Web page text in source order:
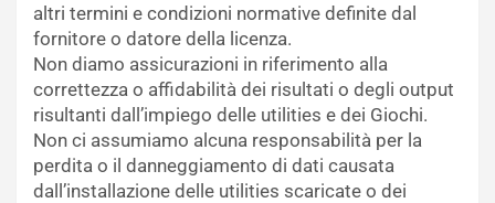
altri termini e condizioni normative definite dal
fornitore o datore della licenza.
Non diamo assicurazioni in riferimento alla
correttezza o affidabilità dei risultati o degli output
risultanti dall’impiego delle utilities e dei Giochi.
Non ci assumiamo alcuna responsabilità per la
perdita o il danneggiamento di dati causata
dall’installazione delle utilities scaricate o dei